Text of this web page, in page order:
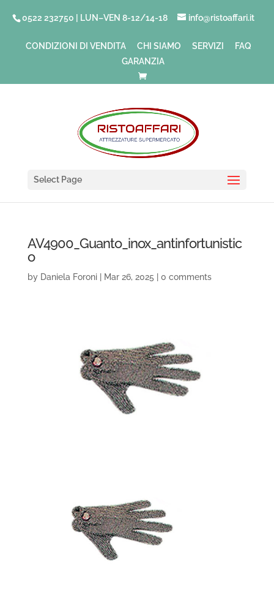
0522 232750 | LUN–VEN 8-12/14-18 info@ristoaffari.it
CONDIZIONI DI VENDITA CHI SIAMO SERVIZI
FAQ
GARANZIA
Select Page
AV4900_Guanto_inox_antinfortunistic
o
by Daniela Foroni| Mar 26, 2025 0 comments